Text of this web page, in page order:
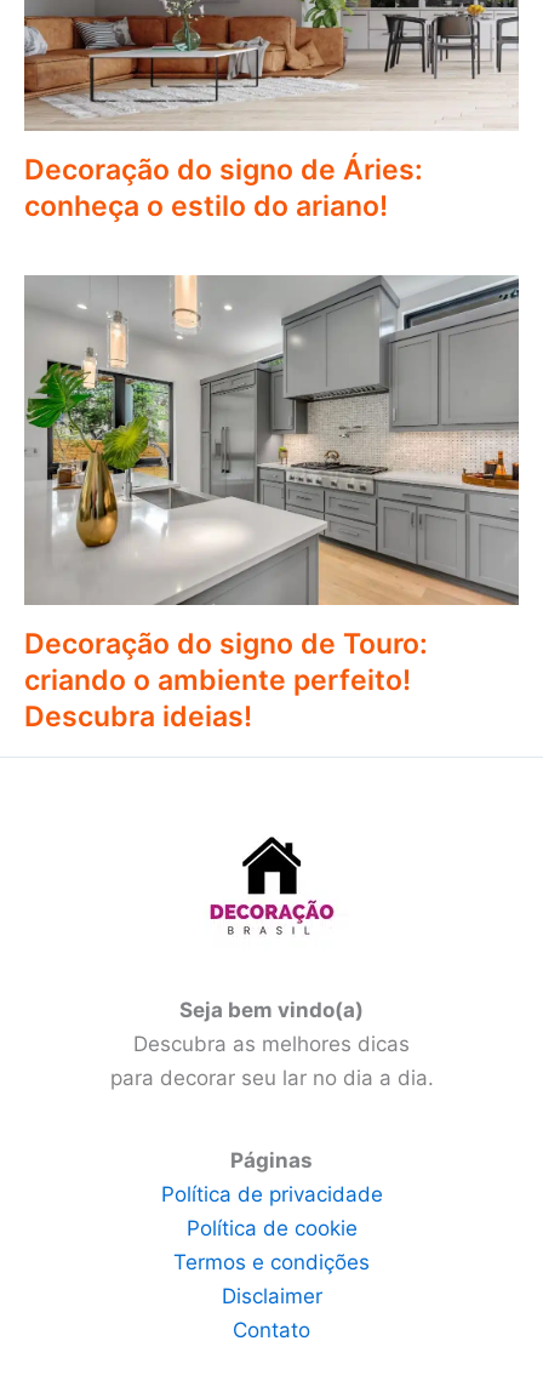
Decoração do signo de Áries:
conheça o estilo do ariano!
Decoração do signo de Touro:
criando o ambiente perfeito!
Descubra ideias!
Seja bem vindo(a)
Descubra as melhores dicas
para decorar seu lar no dia a dia.
Páginas
Política de privacidade
Política de cookie
Termos e condições
Disclaimer
Contato